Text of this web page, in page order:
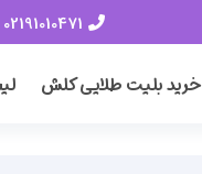
خرید بلیت طلایی کلش